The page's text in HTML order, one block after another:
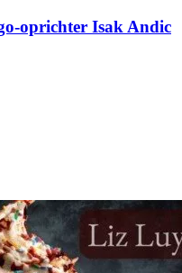
oprichter Isak Andic